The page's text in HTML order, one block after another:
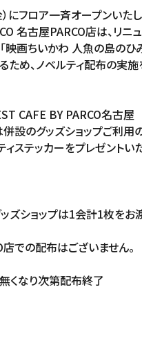
にフロア一斉オープンいた
名古屋PARCO店は、リニ
映画ちいかわ 人魚の島のひ
め、ノベルティ配布の実施
CAFE BY PARCO名古屋
設のグッズショップご利用
ステッカーをプレゼントい
ズショップは1会計1枚をお
での配布はございません。
くなり次第配布終了